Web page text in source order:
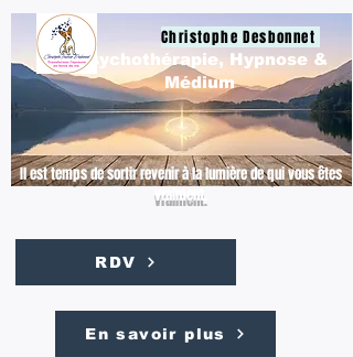
Christophe Desbonnet
Il est temps de sortir revenir à la lumière de qui vous êtes
vraiment.
Psychothérapie, Hypnose &
Médium
RDV
En savoir plus